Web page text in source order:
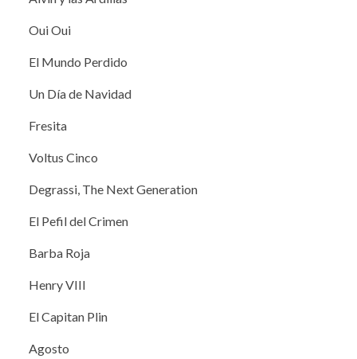
Oui Oui
El Mundo Perdido
Un Día de Navidad
Fresita
Voltus Cinco
Degrassi, The Next Generation
El Pefil del Crimen
Barba Roja
Henry VIII
El Capitan Plin
Agosto